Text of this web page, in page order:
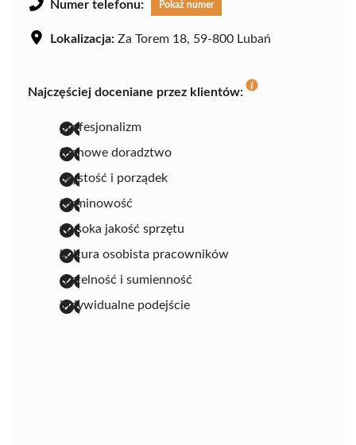
Numer telefonu: Pokaż numer
Lokalizacja: Za Torem 18, 59-800 Lubań
Najczęściej doceniane przez klientów:
profesjonalizm
fachowe doradztwo
czystość i porządek
terminowość
wysoka jakość sprzętu
kultura osobista pracowników
rzetelność i sumienność
indywidualne podejście